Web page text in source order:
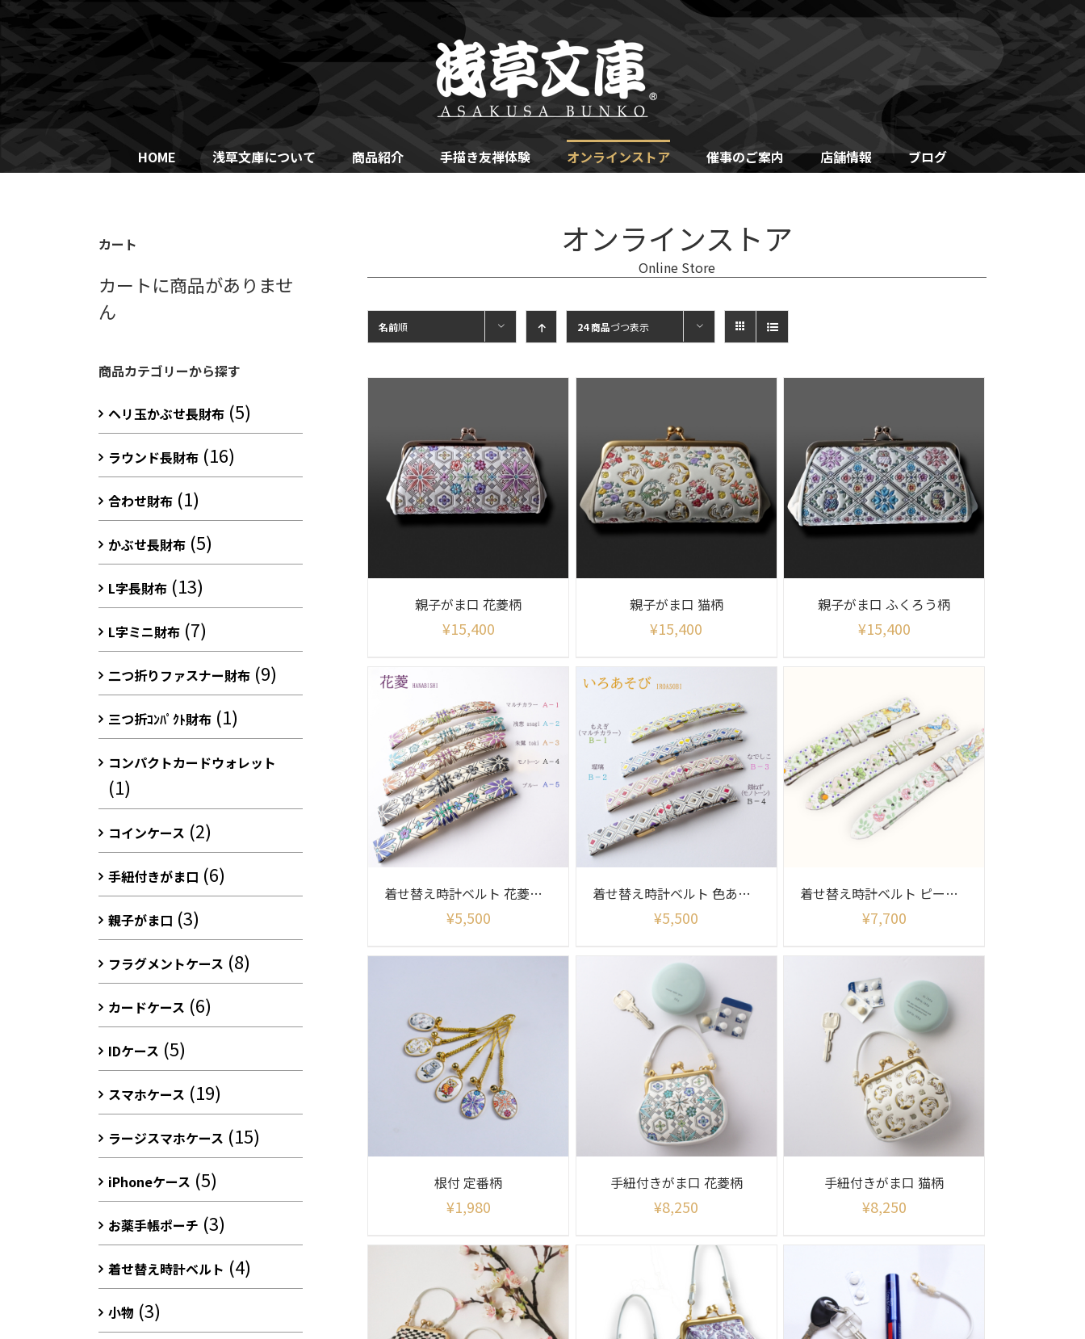
Skip
to
content
HOME 浅草文庫について 商品紹介 手描き友禅体験 オンラインストア 催事のご案内 店舗情報 ブログ
オンラインストア
Online Store
名前順 24 商品づつ表示
親子がま口 花菱柄
¥15,400
親子がま口 猫柄
¥15,400
親子がま口 ふくろう柄
¥15,400
着せ替え時計ベルト 花菱柄(ベルトのみ)
¥5,500
着せ替え時計ベルト 色あそび柄(ベルトのみ)
¥5,500
着せ替え時計ベルト ピーターラビット柄(ベルトのみ)
¥7,700
根付 定番柄
¥1,980
手紐付きがま口 花菱柄
¥8,250
手紐付きがま口 猫柄
¥8,250
カート
カートに商品がありませ
ん
商品カテゴリーから探す
ヘリ玉かぶせ長財布 (5)
ラウンド長財布 (16)
合わせ財布 (1)
かぶせ長財布 (5)
L字長財布 (13)
L字ミニ財布 (7)
二つ折りファスナー財布 (9)
三つ折ｺﾝﾊﾟｸﾄ財布 (1)
コンパクトカードウォレット
(1)
コインケース (2)
手紐付きがま口 (6)
親子がま口 (3)
フラグメントケース (8)
カードケース (6)
IDケース (5)
スマホケース (19)
ラージスマホケース (15)
iPhoneケース (5)
お薬手帳ポーチ (3)
着せ替え時計ベルト (4)
小物 (3)